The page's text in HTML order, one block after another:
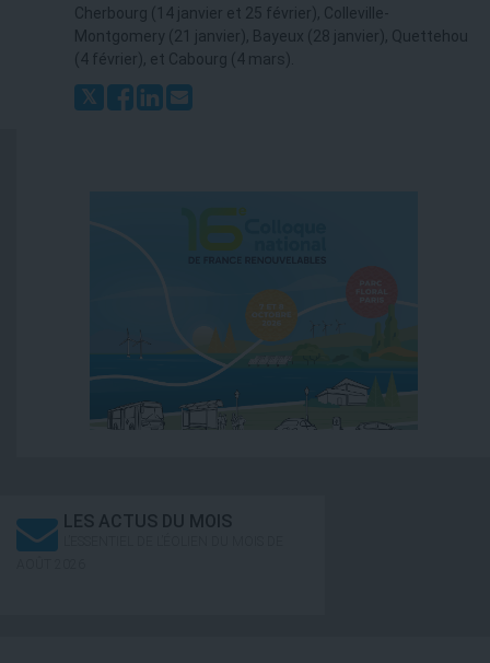
Cherbourg (14 janvier et 25 février), Colleville-
Montgomery (21 janvier), Bayeux (28 janvier), Quettehou
(4 février), et Cabourg (4 mars).
LES ACTUS DU MOIS